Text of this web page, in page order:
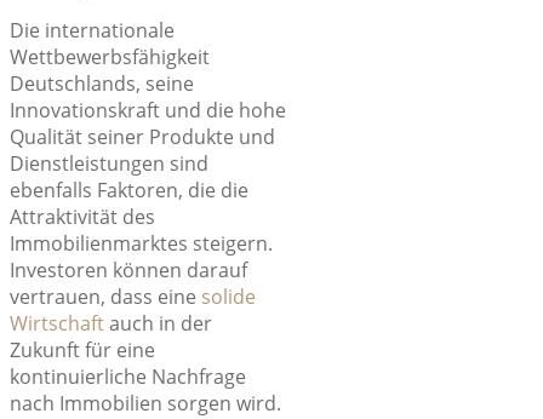
Die internationale
Wettbewerbsfähigkeit
Deutschlands, seine
Innovationskraft und die hohe
Qualität seiner Produkte und
Dienstleistungen sind
ebenfalls Faktoren, die die
Attraktivität des
Immobilienmarktes steigern.
Investoren können darauf
vertrauen, dass eine solide
Wirtschaftauch in der
Zukunft für eine
kontinuierliche Nachfrage
nach Immobilien sorgen wird.